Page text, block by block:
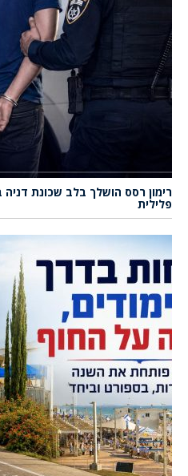
רימון רסס הושלך בלב שכונת
פלילית